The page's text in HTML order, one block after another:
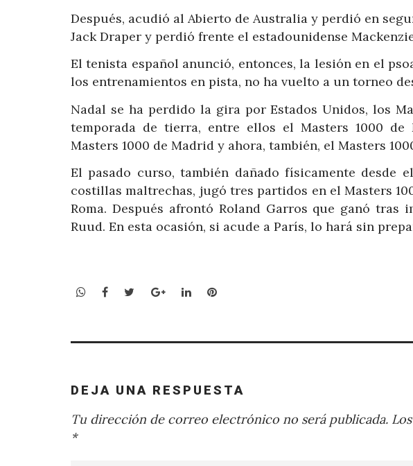
Después, acudió al Abierto de Australia y perdió en
Jack Draper y perdió frente el estadounidense
El tenista español anunció, entonces, la lesión en el
los entrenamientos en pista, no ha vuelto a un torneo
Nadal se ha perdido la gira por Estados Unidos, los
temporada de tierra, entre ellos el Masters 1000
Masters 1000 de Madrid y ahora, también, el Masters
El pasado curso, también dañado físicamente desde
costillas maltrechas, jugó tres partidos en el Masters
Roma. Después afrontó Roland Garros que ganó
Ruud. En esta ocasión, si acude a París, lo hará sin
WhatsApp
Facebook
TwitterGoogle+LinkedInPinterest
DEJA UNA RESPUESTA
Tu dirección de correo electrónico no será publicada.
*